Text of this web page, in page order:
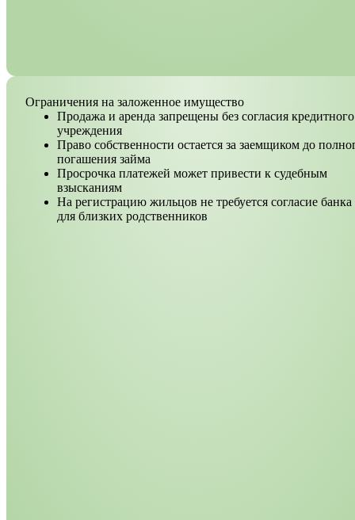
Ограничения на заложенное имущество
Продажа и аренда запрещены без согласия кредитного
учреждения
Право собственности остается за заемщиком до
погашения займа
Просрочка платежей может привести к судебным
взысканиям
На регистрацию жильцов не требуется согласие банка
для близких родственников